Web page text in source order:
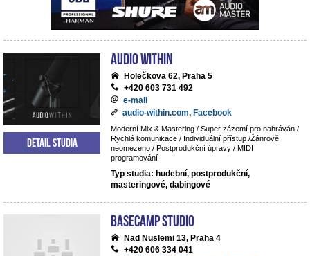
Audio Within
Holečkova 62, Praha 5
+420 603 731 492
e-mail
audio-within.com, Facebook
Moderní Mix & Mastering / Super zázemí pro nahráván /
Rychlá komunikace / Individuální přístup /Žánrově
neomezeno / Postprodukční úpravy / MIDI
programování
Typ studia: hudební, postprodukční,
masteringové, dabingové
Detail studia
BaseCamp studio
Nad Nuslemi 13, Praha 4
+420 606 334 041